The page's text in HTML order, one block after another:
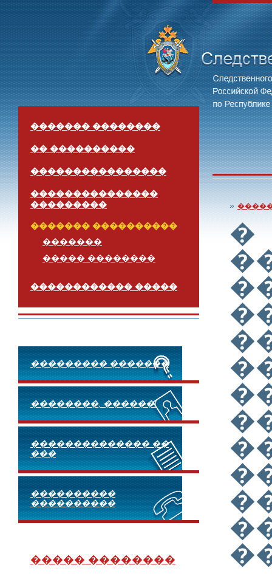
������� ��������
�� ����������
����������������
���������������
���������
������� ����������
�������
����� ��������
������������ �����
��������� �������
��������, ������!
�������������� ��
���
����������
����������
����� ��������
»
�